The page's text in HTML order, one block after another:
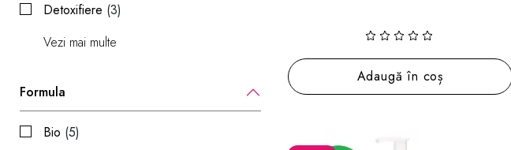
Detoxifiere (3)
Vezi mai multe
Formula
Bio (5)
Adaugă în coș